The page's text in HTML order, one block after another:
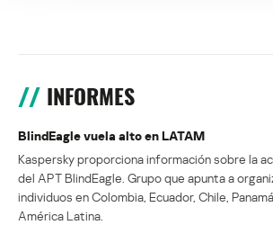
INFORMES
BlindEagle vuela alto en LATAM
Kaspersky proporciona información sobre la
del APT BlindEagle. Grupo que apunta a
individuos en Colombia, Ecuador, Chile,
América Latina.